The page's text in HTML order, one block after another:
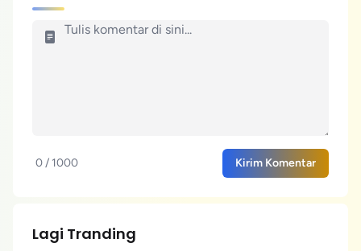
0 / 1000 Kirim Komentar
Lagi Tranding